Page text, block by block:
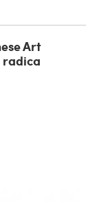
Art
radica